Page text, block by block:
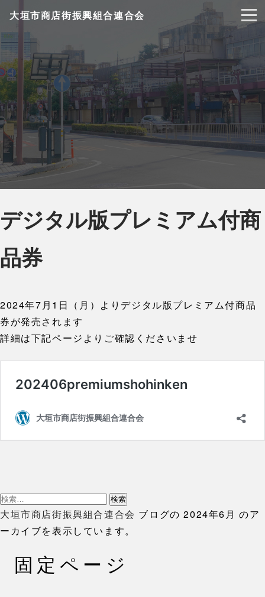
大垣市商店街振興組合連合会
デジタル版プレミアム付商
品券
2024年7月1日（月）よりデジタル版プレミアム付商品
券が発売されます
詳細は下記ページよりご確認くださいませ
検
索:
大垣市商店街振興組合連合会 ブログの 2024年6月 のア
ーカイブを表示しています。
固定ページ